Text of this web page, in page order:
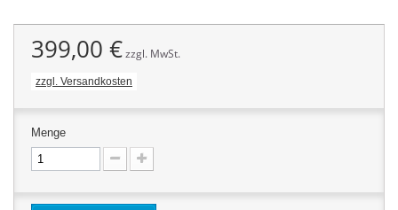
399,00 €zzgl. MwSt.
zzgl. Versandkosten
Menge